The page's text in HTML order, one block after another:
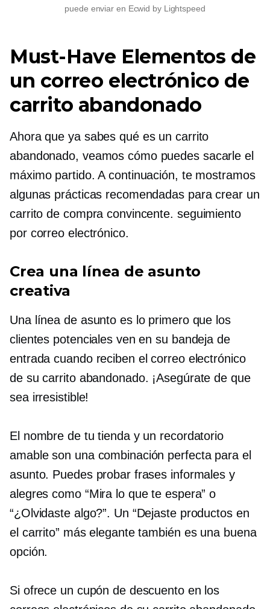
puede enviar en Ecwid by Lightspeed
Must-Have Elementos de
un correo electrónico de
carrito abandonado
Ahora que ya sabes qué es un carrito
abandonado, veamos cómo puedes sacarle el
máximo partido. A continuación, te mostramos
algunas prácticas recomendadas para crear un
carrito de compra convincente. seguimiento
por correo electrónico.
Crea una línea de asunto
creativa
Una línea de asunto es lo primero que los
clientes potenciales ven en su bandeja de
entrada cuando reciben el correo electrónico
de su carrito abandonado. ¡Asegúrate de que
sea irresistible!
El nombre de tu tienda y un recordatorio
amable son una combinación perfecta para el
asunto. Puedes probar frases informales y
alegres como “Mira lo que te espera” o
“¿Olvidaste algo?”. Un “Dejaste productos en
el carrito” más elegante también es una buena
opción.
Si ofrece un cupón de descuento en los